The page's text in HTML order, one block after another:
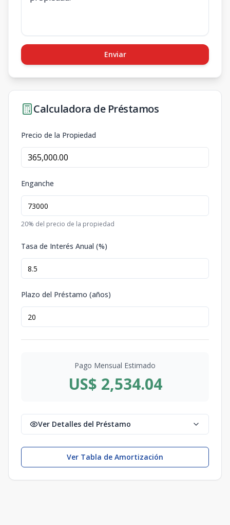
Enviar
Calculadora de Préstamos
Precio de la Propiedad
Enganche
20% del precio de la propiedad
Tasa de Interés Anual (%)
Plazo del Préstamo (años)
Pago Mensual Estimado
US$ 2,534.04
Ver Detalles del Préstamo
Ver Tabla de Amortización